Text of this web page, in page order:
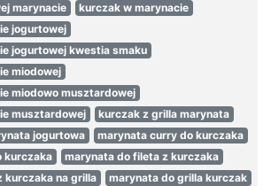
marynacie
kurczak w marynacie
jogurtowej
jogurtowej kwestia smaku
miodowej
miodowo musztardowej
musztardowej
kurczak z grilla marynata
jogurtowa
marynata curry do kurczaka
kurczaka
marynata do fileta z kurczaka
kurczaka na grilla
marynata do grilla kurczak